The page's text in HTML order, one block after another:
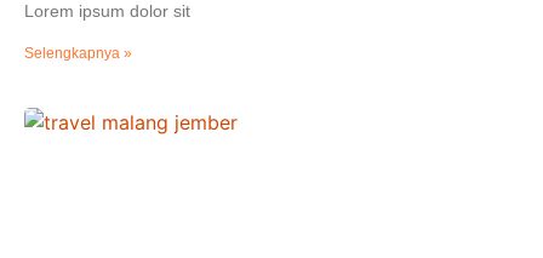
Lorem ipsum dolor sit
Selengkapnya »